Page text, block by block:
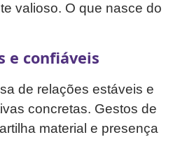
valioso. O que nasce do
e confiáveis
de relações estáveis e
concretas. Gestos de
material e presença